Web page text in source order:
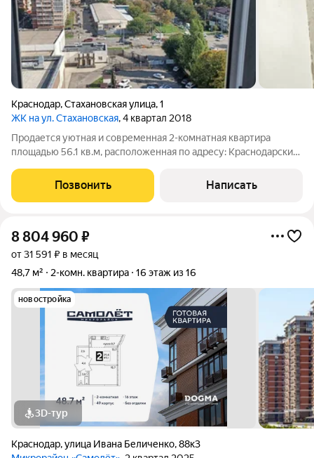
Краснодар,Стахановская улица,1
ЖК на ул. Стахановская, 4 квартал 2018
Продается уютная и современная 2-комнатная квартира
площадью 56.1 кв.м, расположенная по адресу: Краснодарский
Краснодара "Нефтестройиндустрия - Юг". 1. Это идеальный
вариант для тех, кто
Позвонить Написать
8 804 960 ₽
от 31 591 ₽ в месяц
48,7 м²
2-комн. квартира 16 этаж из 16
новостройка
3D-тур
Краснодар,улица Ивана Беличенко,88к3